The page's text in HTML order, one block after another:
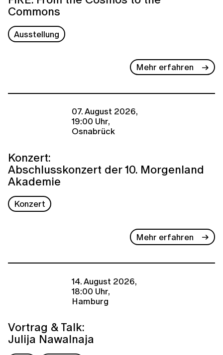
Commons
Ausstellung
Mehr erfahren
07. August 2026,
19:00 Uhr,
Osnabrück
Konzert:
Abschlusskonzert der 10. Morgenland
Akademie
Konzert
Mehr erfahren
14. August 2026,
18:00 Uhr,
Hamburg
Vortrag & Talk:
Julija Nawalnaja